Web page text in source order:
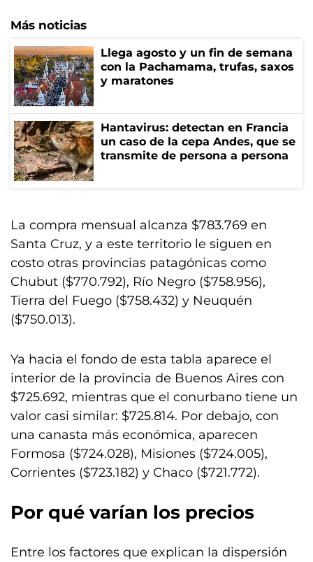
Más noticias
Llega agosto y un fin de semana
con la Pachamama, trufas, saxos
y maratones
Hantavirus: detectan en Francia
un caso de la cepa Andes, que se
transmite de persona a persona
La compra mensual alcanza $783.769 en
Santa Cruz, y a este territorio le siguen en
costo otras provincias patagónicas como
Chubut ($770.792), Río Negro ($758.956),
Tierra del Fuego ($758.432) y Neuquén
($750.013).
Ya hacia el fondo de esta tabla aparece el
interior de la provincia de Buenos Aires con
$725.692, mientras que el conurbano tiene un
valor casi similar: $725.814. Por debajo, con
una canasta más económica, aparecen
Formosa ($724.028), Misiones ($724.005),
Corrientes ($723.182) y Chaco ($721.772).
Por qué varían los precios
Entre los factores que explican la dispersión